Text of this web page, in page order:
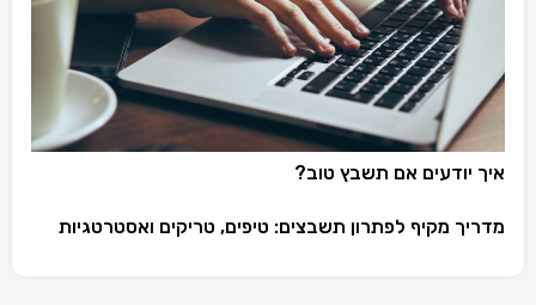
איך יודעים אם תשבץ טוב?
מדריך מקיף לפתרון תשבצים: טיפים, טריקים ואסטרטגיות